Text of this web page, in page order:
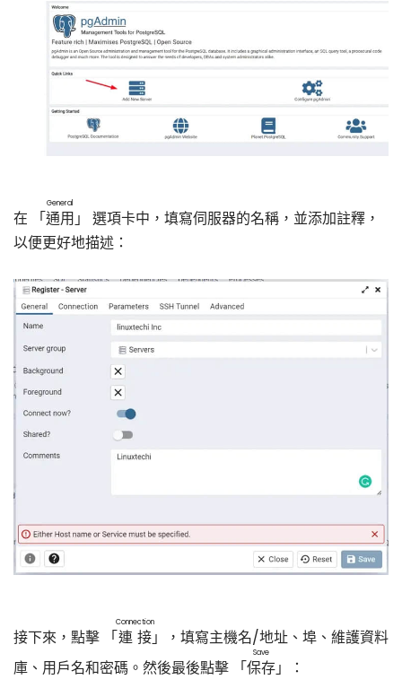
在 「通用
General
」 選項卡中，填寫伺服器的名稱，並添加註釋，
以便更好地描述：
接下來，點擊 「連接
Connection
」，填寫主機名/地址、埠、維護資料
庫、用戶名和密碼。然後最後點擊 「保存
Save
」：